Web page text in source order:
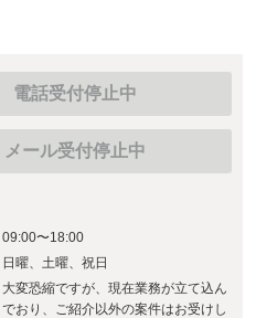
電話受付停止中
メール受付停止中
09:00〜18:00
日曜、土曜、祝日
大変恐縮ですが、現在業務が立て込ん
でおり、ご紹介以外の案件はお受けし